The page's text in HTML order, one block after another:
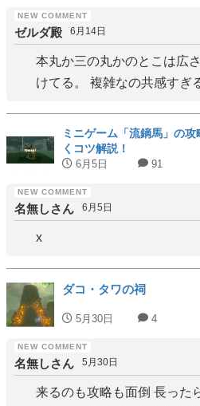
ゼルダ殿 6月14日
本丸か三の丸かのとこは広
けてる。 複雑なの共感すぎ
ミニゲーム「流鏑馬」の
くコツ解説！
6月5日 91
名無しさん 6月5日
x
ダコ・タワの祠
5月30日 4
名無しさん 5月30日
来るのも攻略も面倒 長った